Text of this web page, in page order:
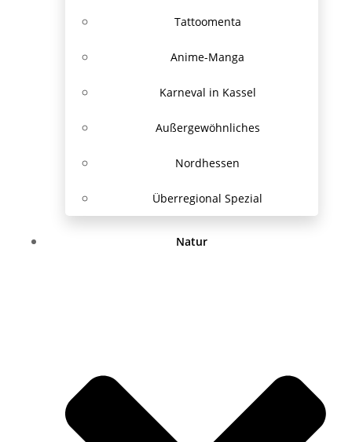
Tattoomenta
Anime-Manga
Karneval in Kassel
Außergewöhnliches
Nordhessen
Überregional Spezial
Natur